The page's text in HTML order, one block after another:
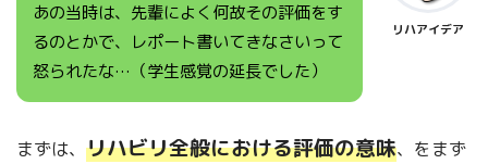
あの当時は、先輩によく何故その評価をす
るのとかで、レポート書いてきなさいって
怒られたな…（学生感覚の延長でした）
リハアイデア
まずは、 リハビリ全般における評価の意味、をまず